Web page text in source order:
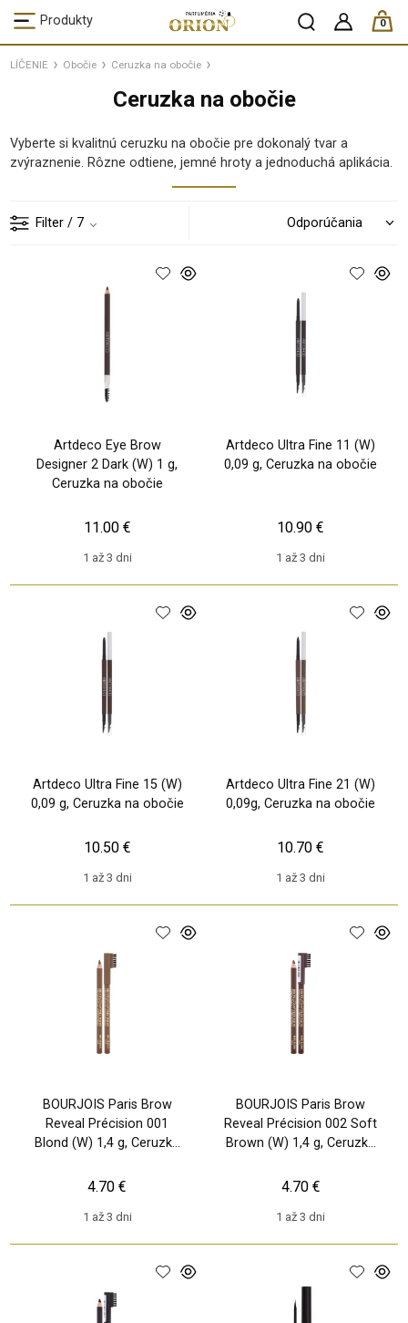
Produkty 0
ks /
LÍČENIE Obočie Ceruzka na obočie
Ceruzka na obočie
Vyberte si kvalitnú ceruzku na obočie pre dokonalý tvar a
zvýraznenie. Rôzne odtiene, jemné hroty a jednoduchá aplikácia.
Filter / 7
Artdeco Eye Brow
Designer 2 Dark (W) 1 g,
Ceruzka na obočie
1 až 3 dni
11.00 €
Artdeco Ultra Fine 11 (W)
0,09 g, Ceruzka na obočie
1 až 3 dni
10.90 €
Artdeco Ultra Fine 15 (W)
0,09 g, Ceruzka na obočie
1 až 3 dni
10.50 €
Artdeco Ultra Fine 21 (W)
0,09g, Ceruzka na obočie
1 až 3 dni
10.70 €
BOURJOIS Paris Brow
Reveal Précision 001
Blond (W) 1,4 g, Ceruzka
1 až 3 dni
4.70 €
BOURJOIS Paris Brow
Reveal Précision 002 Soft
Brown (W) 1,4 g, Ceruzka
1 až 3 dni
4.70 €